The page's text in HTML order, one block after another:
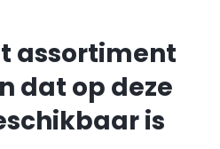
assortiment
dat op deze
is